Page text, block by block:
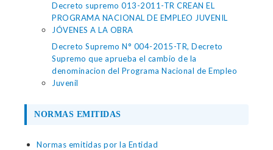
Decreto supremo 013-2011-TR CREAN EL
PROGRAMA NACIONAL DE EMPLEO JUVENIL
JÓVENES A LA OBRA
Decreto Supremo N° 004-2015-TR, Decreto
Supremo que aprueba el cambio de la
denominacion del Programa Nacional de Empleo
Juvenil
NORMAS EMITIDAS
Normas emitidas por la Entidad